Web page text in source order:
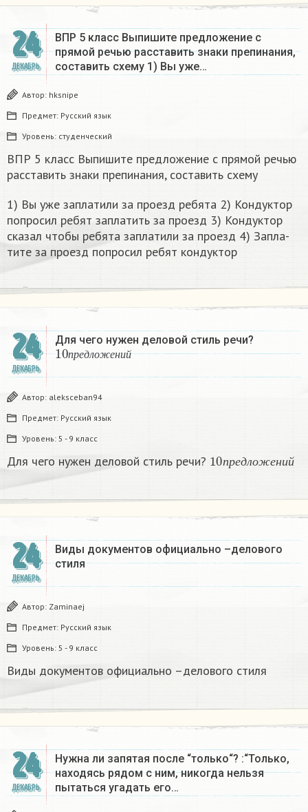
24
ДЕКАБРЬ
ВПР 5 класс Выпишите предложение с
прямой речью расставить знаки препинания,
составить схему 1) Вы уже…
Автор: hksnipe
Предмет: Русский язык
Уровень: студенческий
ВПР 5 класс Выпишите предложение с прямой речью
расставить знаки препинания, составить схему
1) Вы уже за­пла­ти­ли за про­езд ре­бя­та 2) Кон­дук­тор
по­про­сил ребят за­пла­тить за про­езд 3) Кон­дук­тор
ска­зал чтобы ре­бя­та за­пла­ти­ли за про­езд 4) За­пла­
ти­те за про­езд по­про­сил ребят кон­дук­тор​
24
ДЕКАБРЬ
Для чего нужен деловой стиль речи?
пре дложений
10п редложен ий
Автор: aleksceban94
Предмет: Русский язык
Уровень: 5 - 9 класс
Для чего нужен деловой стиль речи? п р е дл о ж е н и й
10 д ий
24
ДЕКАБРЬ
Виды документов официально –делового
стиля
Автор: Zaminaej
Предмет: Русский язык
Уровень: 5 - 9 класс
Виды документов официально –делового стиля
24
ДЕКАБРЬ
Нужна ли запятая после “только“? :“Только,
находясь рядом с ним, никогда нельзя
пытаться угадать его…